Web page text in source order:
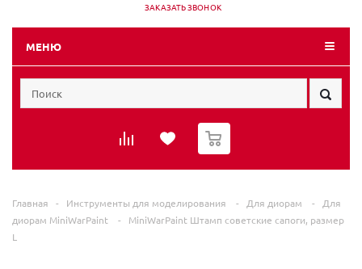
ЗАКАЗАТЬ ЗВОНОК
МЕНЮ
0
Главная - Инструменты для моделирования - Для диорам -
Для
диорам MiniWarPaint
-
MiniWarPaint Штамп советские сапоги, размер
L